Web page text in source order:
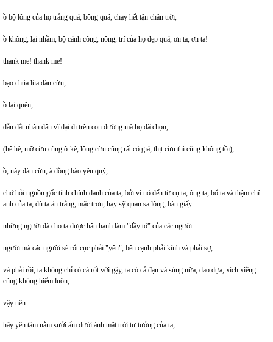
ồ bộ lông của họ trắng quá, bông quá, chạy hết tận chân trời,
ồ không, lại nhầm, bộ cánh công, nông, trí của họ đẹp quá, ơn ta, ơn ta!
thank me! thank me!
bạo chúa lùa đàn cừu,
ồ lại quên,
dẫn dắt nhân dân vĩ đại đi trên con đường mà họ đã chọn,
(hê hê, mỡ cừu cũng ô-kê, lông cừu cũng rất có giá, thịt cừu thì cũng không tồi),
ồ, này đàn cừu, à đồng bào yêu quý,
chớ hỏi nguồn gốc tính chính danh của ta, bởi vì nó đến từ cụ ta, ông ta, bố ta và thậm chí
anh của ta, dù ta ăn trắng, mặc trơn, hay sỹ quan sa lông, bàn giấy
những người đã cho ta được hân hạnh làm "đầy tớ" của các người
người mà các người sẽ rốt cục phải "yêu", bên cạnh phải kính và phải sợ,
và phải rồi, ta không chỉ có cà rốt với gậy, ta có cả đạn và súng nữa, dao dựa, xích xiềng
cũng không hiếm luôn,
vậy nên
hãy yên tâm nằm sưởi ấm dưới ánh mặt trời tư tưởng của ta,